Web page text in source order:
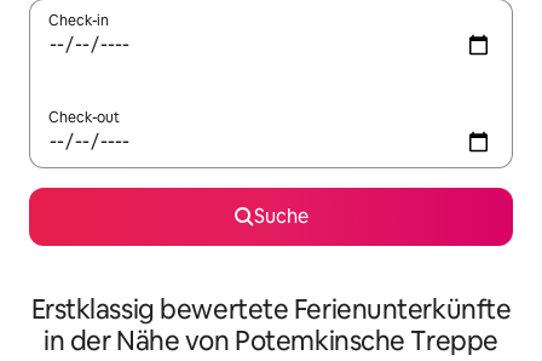
Check-in
Check-out
Suche
Erstklassig bewertete Ferienunterkünfte
in der Nähe von Potemkinsche Treppe